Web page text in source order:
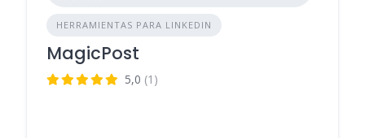
HERRAMIENTAS PARA LINKEDIN
MagicPost
5,0 (1)